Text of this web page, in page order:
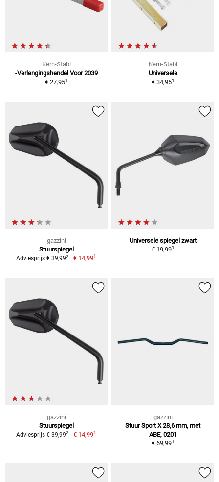
Kern-Stabi
-Verlengingshendel Voor 2039
€ 27,951
Kern-Stabi
Universele
€ 34,951
gazzini
Stuurspiegel
Adviesprijs € 39,992 € 14,991
Universele spiegel zwart
€ 19,991
gazzini
Stuurspiegel
Adviesprijs € 39,992 € 14,991
gazzini
Stuur Sport X 28,6 mm, met
ABE, 0201
€ 69,991